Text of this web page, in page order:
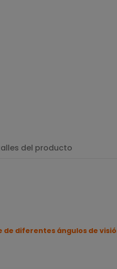
del producto
diferentes ángulos de